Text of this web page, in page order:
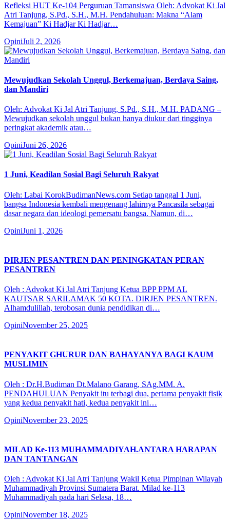
Refleksi HUT Ke-104 Perguruan Tamansiswa Oleh: Advokat Ki Jal
Atri Tanjung, S.Pd., S.H., M.H. Pendahuluan: Makna “Alam
Kemajuan” Ki Hadjar Ki Hadjar…
OpiniJuli 2, 2026
Mewujudkan Sekolah Unggul, Berkemajuan, Berdaya Saing,
dan Mandiri
Oleh: Advokat Ki Jal Atri Tanjung, S.Pd., S.H., M.H. PADANG –
Mewujudkan sekolah unggul bukan hanya diukur dari tingginya
peringkat akademik atau…
OpiniJuni 26, 2026
1 Juni, Keadilan Sosial Bagi Seluruh Rakyat
Oleh: Labai KorokBudimanNews.com Setiap tanggal 1 Juni,
bangsa Indonesia kembali mengenang lahirnya Pancasila sebagai
dasar negara dan ideologi pemersatu bangsa. Namun, di…
OpiniJuni 1, 2026
DIRJEN PESANTREN DAN PENINGKATAN PERAN
PESANTREN
Oleh : Advokat Ki Jal Atri Tanjung Ketua BPP PPM AL
KAUTSAR SARILAMAK 50 KOTA. DIRJEN PESANTREN.
Alhamdulillah, terobosan dunia pendidikan di…
OpiniNovember 25, 2025
PENYAKIT GHURUR DAN BAHAYANYA BAGI KAUM
MUSLIMIN
Oleh : Dr.H.Budiman Dt.Malano Garang, SAg.MM. A.
PENDAHULUAN Penyakit itu terbagi dua, pertama penyakit fisik
yang kedua penyakit hati, kedua penyakit ini…
OpiniNovember 23, 2025
MILAD Ke-113 MUHAMMADIYAH.ANTARA HARAPAN
DAN TANTANGAN
Oleh : Advokat Ki Jal Atri Tanjung Wakil Ketua Pimpinan Wilayah
Muhammadiyah Provinsi Sumatera Barat. Milad ke-113
Muhammadiyah pada hari Selasa, 18…
OpiniNovember 18, 2025